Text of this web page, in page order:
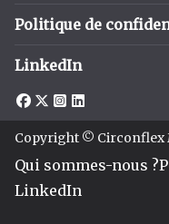
Politique de
LinkedIn
Copyright © Circonflex
Qui sommes-nous ?
LinkedIn